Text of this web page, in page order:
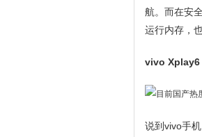
航。而在安
运行内存，
vivo Xplay6
说到vivo手